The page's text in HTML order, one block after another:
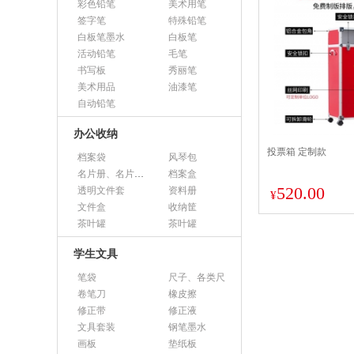
彩色铅笔
美术用笔
签字笔
特殊铅笔
白板笔墨水
白板笔
活动铅笔
毛笔
书写板
秀丽笔
美术用品
油漆笔
自动铅笔
办公收纳
档案袋
风琴包
名片册、名片盒、名片座
档案盒
透明文件套
资料册
文件盒
收纳筐
茶叶罐
茶叶罐
学生文具
笔袋
尺子、各类尺
卷笔刀
橡皮擦
修正带
修正液
文具套装
钢笔墨水
画板
垫纸板
投票箱 定制款
¥520.00